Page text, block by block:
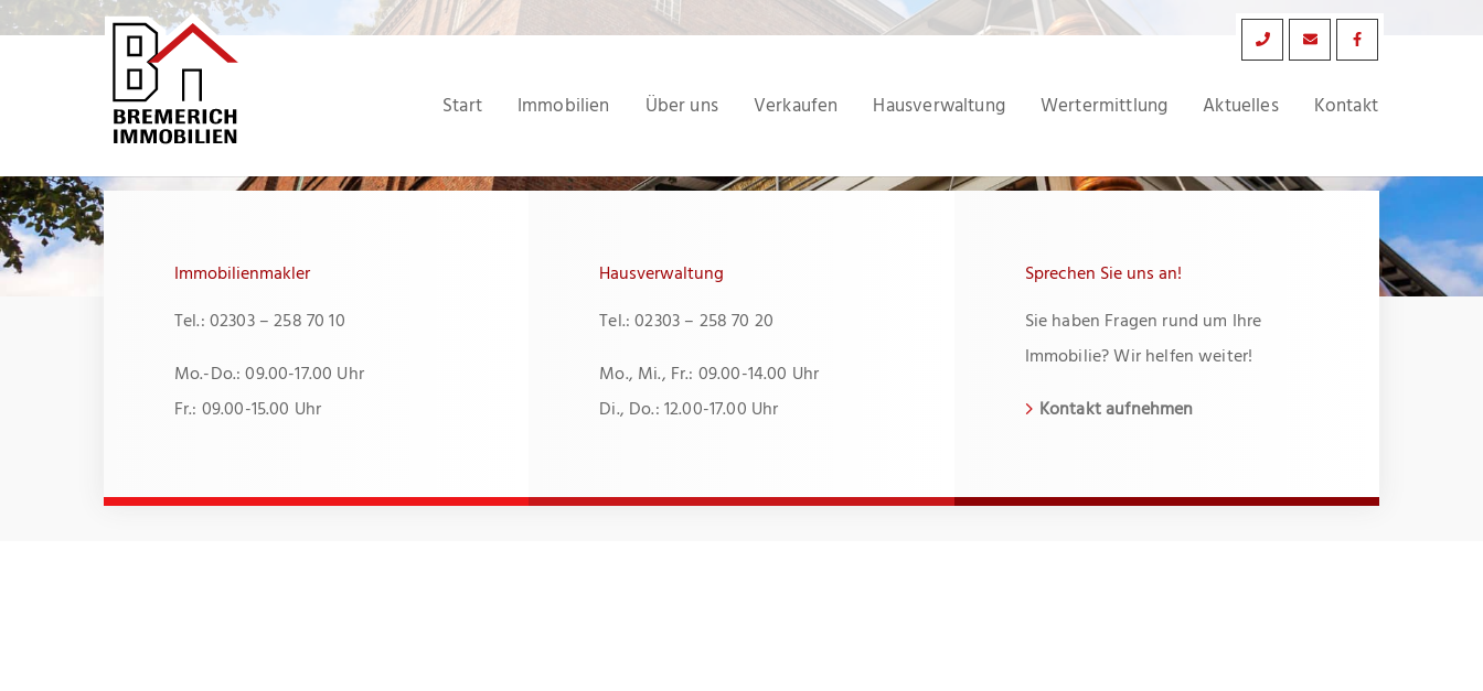
Zum
Start Immobilien Über uns Verkaufen Hausverwaltung Wertermittlung Aktuelles Kontakt
Immobilienmakler
Tel.: 02303 – 258 70 10
Mo.-Do.: 09.00-17.00 Uhr
Fr.: 09.00-15.00 Uhr
Hausverwaltung
Tel.: 02303 – 258 70 20
Mo., Mi., Fr.: 09.00-14.00 Uhr
Di., Do.: 12.00-17.00 Uhr
Sprechen Sie uns an!
Sie haben Fragen rund um Ihre
Immobilie? Wir helfen weiter!
Kontakt aufnehmen